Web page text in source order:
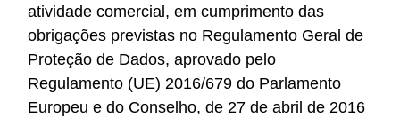
atividade comercial, em cumprimento das
obrigações previstas no Regulamento Geral de
Proteção de Dados, aprovado pelo
Regulamento (UE) 2016/679 do Parlamento
Europeu e do Conselho, de 27 de abril de 2016